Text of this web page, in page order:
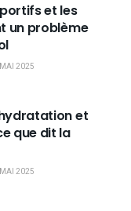
et les
un problème
2025
et
que dit la
2025